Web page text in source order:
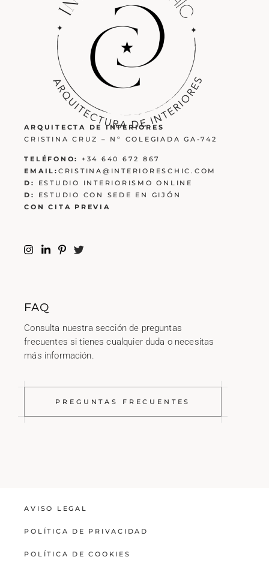
ARQUITECTA DE INTERIORES
CRISTINA CRUZ – Nº COLEGIADA GA-742
TELÉFONO:
+34 640 672 867
EMAIL: CRISTINA@INTERIORESCHIC.COM
D:
ESTUDIO INTERIORISMO ONLINE
D:
ESTUDIO CON SEDE EN GIJÓN
CON CITA PREVIA
FAQ
Consulta nuestra sección de preguntas
frecuentes si tienes cualquier duda o necesitas
más información.
PREGUNTAS FRECUENTES
AVISO LEGAL
POLÍTICA DE PRIVACIDAD
POLÍTICA DE COOKIES